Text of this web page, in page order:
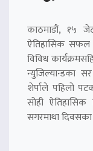
काठमाडौं, १५
ऐतिहासिक
विविध
न्युजिल्यान्डका
शेर्पाले पहिलो
सोही
सगरमाथा